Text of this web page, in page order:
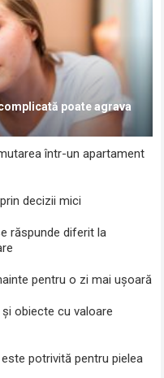
poate agrava
într-un apartament
decizii mici
răspunde diferit la
pentru o zi mai ușoară
obiecte cu valoare
potrivită pentru pielea